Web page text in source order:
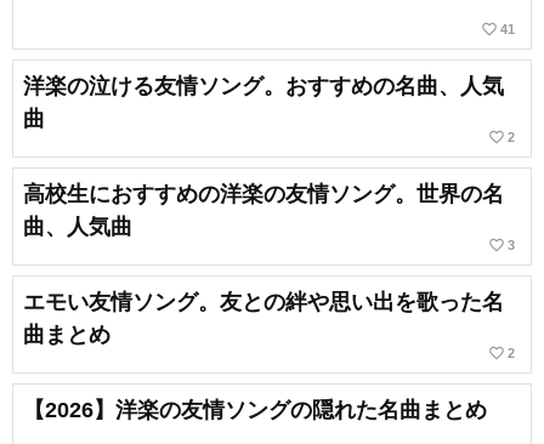
favorite_border 41
洋楽の泣ける友情ソング。おすすめの名曲、人気
曲
favorite_border 2
高校生におすすめの洋楽の友情ソング。世界の名
曲、人気曲
favorite_border 3
エモい友情ソング。友との絆や思い出を歌った名
曲まとめ
favorite_border 2
【2026】洋楽の友情ソングの隠れた名曲まとめ